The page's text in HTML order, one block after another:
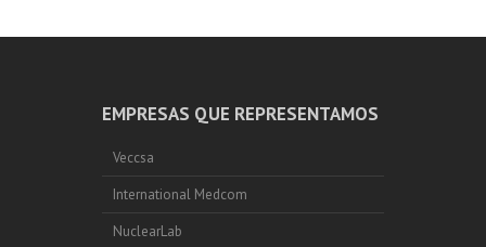
EMPRESAS QUE REPRESENTAMOS
Veccsa
International Medcom
NuclearLab